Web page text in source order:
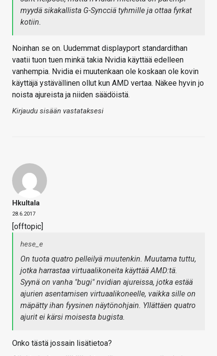
myydä sikakallista G-Syncciä tyhmille ja ottaa fyrkat
kotiin.
Noinhan se on. Uudemmat displayport standardithan
vaatii tuon tuen minkä takia Nvidia käyttää edelleen
vanhempia. Nvidia ei muutenkaan ole koskaan ole kovin
käyttäjä ystävällinen ollut kun AMD vertaa. Näkee hyvin jo
noista ajureista ja niiden säädöistä.
Kirjaudu sisään vastataksesi
Hkultala
28.6.2017
[offtopic]
hese_e
On tuota quatro pelleilyä muutenkin. Muutama tuttu,
jotka harrastaa virtuaalikoneita käyttää AMD:tä.
Syynä on vanha "bugi" nvidian ajureissa, jotka estää
ajurien asentamisen virtuaalikoneelle, vaikka sille on
mäpätty ihan fyysinen näytönohjain. Yllättäen quatro
ajurit ei kärsi moisesta bugista.
Onko tästä jossain lisätietoa?